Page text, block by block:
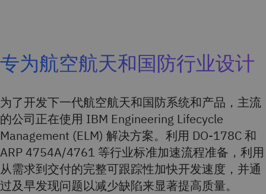
专为航空航天和国防行业设计
为了开发下一代航空航天和国防系统和产品，主流
的公司正在使用 IBM Engineering Lifecycle
Management (ELM) 解决方案。利用 DO-178C 和
ARP 4754A/4761 等行业标准加速流程准备，利用
从需求到交付的完整可跟踪性加快开发速度，并通
过及早发现问题以减少缺陷来显著提高质量。